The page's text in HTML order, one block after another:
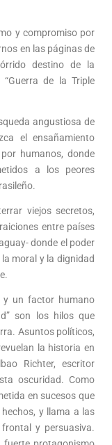
y compromiso por
en las páginas de
destino de la
de la Triple
angustiosa de
el ensañamiento
humanos, donde
a los peores
viejos secretos,
entre países
donde el poder
moral y la dignidad
y un factor humano
son los hilos que
Asuntos políticos,
la historia en
Richter, escritor
oscuridad. Como
en sucesos que
y llama a las
y persuasiva.